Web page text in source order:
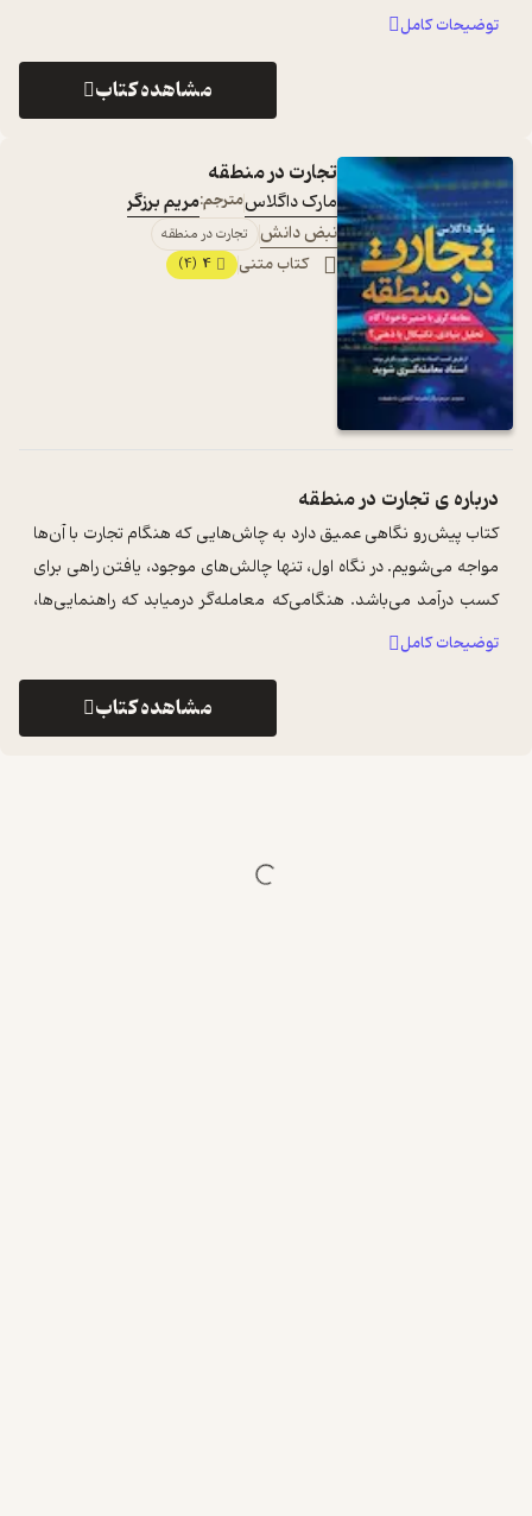
بسیار مهم داده می ...
توضیحات کامل
مشاهده کتاب
تجارت در منطقه
مارک داگلاسمترجم:مریم برزگر
نبض دانش
تجارت در منطقه
کتاب متنی 4
(4)
درباره یتجارت در منطقه
کتاب پیش‌رو نگاهی عمیق دارد به چاش‌هایی که هنگام تجارت با آن‌ها
مواجه می‌شویم. در نگاه اول، تنها چالش‌های موجود، یافتن راهی برای
کسب درآمد می‌باشد. هنگامی‌که معامله‌گر درمیابد که راهنمایی‌ها،
توصیه‌ها ... ...
توضیحات کامل
مشاهده کتاب